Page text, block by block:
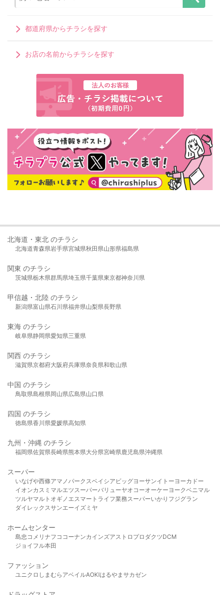
都道府県からチラシを探す
お店の名前からチラシを探す
北海道・東北 のチラシ
北海道青森県岩手県宮城県秋田県山形県福島県
関東 のチラシ
茨城県栃木県群馬県埼玉県千葉県東京都神奈川県
甲信越・北陸 のチラシ
新潟県富山県石川県福井県山梨県長野県
東海 のチラシ
岐阜県静岡県愛知県三重県
関西 のチラシ
滋賀県京都府大阪府兵庫県奈良県和歌山県
中国 のチラシ
鳥取県島根県岡山県広島県山口県
四国 のチラシ
徳島県香川県愛媛県高知県
九州・沖縄 のチラシ
福岡県佐賀県長崎県熊本県大分県宮崎県鹿児島県沖縄県
スーパー
いなげや西條アマノパークスベイシア ビッグヨーサンイトーヨーカドー
イオンカスミ マルエツスーパーバリューヤオコーオーケー ヨークベニマル
ツルヤマルト オギノ エスマート ライフ業務スーパーいかり フジグラン
ダイレックスサンエーイズミヤ
ホームセンター
島忠 コメリ ナフコ コーナンカインズアストロプロダクツDCM
ジョイフル本田
ファッション
ユニクロ しまむら アベイルAOKIはるやま サカゼン